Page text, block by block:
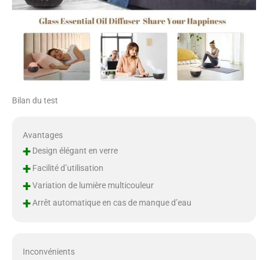
ne contient pas de BPA et peut
être utilisé en toute sécurité
dans la crèche Diffuseur
multifonction : lorsque l'air est
sec, pendant la saison des
allergies ou lorsque vous êtes
malade, le diffuseur de bureau
offrent plus de confort. Le
d'aromathérapie sera le
Bilan du test
Avantages
+Design élégant en verre
+Facilité d’utilisation
+Variation de lumière multicouleur
+Arrêt automatique en cas de manque d’eau
Inconvénients